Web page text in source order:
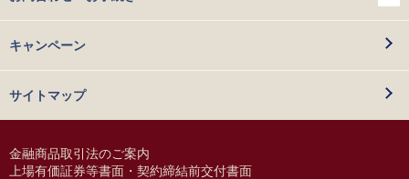
キャンペーン
サイトマップ
金融商品取引法のご案内
上場有価証券等書面・契約締結前交付書面